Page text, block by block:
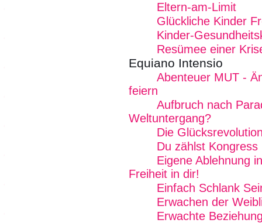
Eltern-am-Limit
Glückliche Kinder
Kinder-
Resümee einer
Equiano Intensio
Abenteuer MUT -
feiern
Aufbruch nach
Weltuntergang?
Die
Du zählst Kongress
Eigene Ablehnung
Freiheit in dir!
Einfach Schlank
Erwachen der
Erwachte